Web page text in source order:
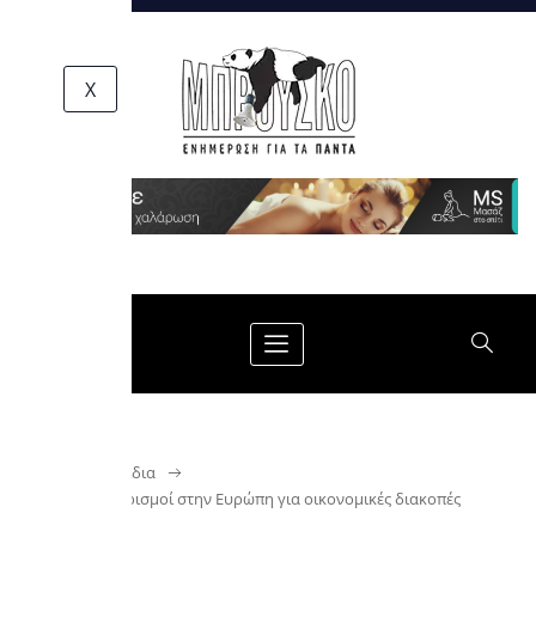
X
Ταξίδια
5+1 must προορισμοί στην Ευρώπη για οικονομικές διακοπές